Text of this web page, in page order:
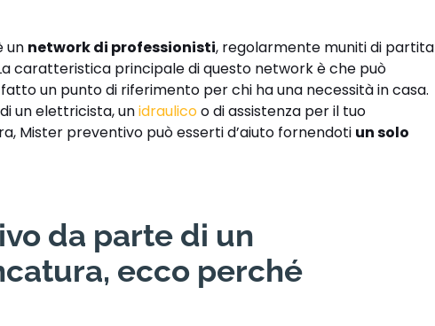
un network di professionisti, regolarmente muniti di partita
caratteristica principale di questo network è che può
un punto di riferimento per chi ha una necessità in casa.
un elettricista, unidraulicoo di assistenza per il tuo
Mister preventivo può esserti d’aiuto fornendoti un solo
da parte di un
ecco perché